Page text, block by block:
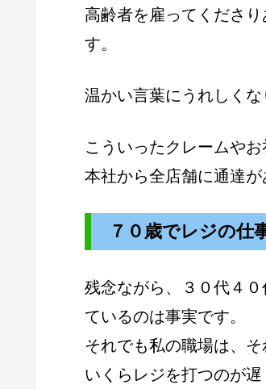
高齢者を雇ってくださ
す。
温かい言葉にうれしくな
こういったクレームや
本社から全店舗に通達が
７０歳でレジの仕
残念ながら、３０代４
ているのは事実です。
それでも私の職場は、そ
いくらレジを打つのが遅